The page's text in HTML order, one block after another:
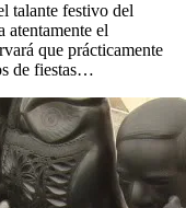
talante festivo del
atentamente el
que prácticamente
de fiestas…